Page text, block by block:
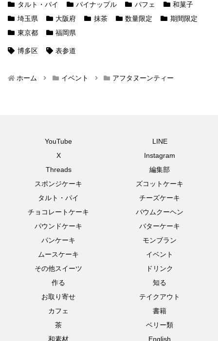
タルト・パイ
パイナップル パフェ
和菓子
埼玉県
大阪府 抹茶 数量限定
期間限定
東京都
福岡県
博多区 表参道
ホーム イベント アフタヌーンティー
YouTube
LINE
X
Instagram
Threads
編集部
スポンジケーキ
ズコットケーキ
タルト・パイ
チーズケーキ
チョコレートケーキ
バウムクーヘン
パウンドケーキ
バターケーキ
パンケーキ
モンブラン
ムースケーキ
イベント
その他スイーツ
ドリンク
作る
知る
お取り寄せ
テイクアウト
カフェ
書籍
茶
ベリー類
和素材
English